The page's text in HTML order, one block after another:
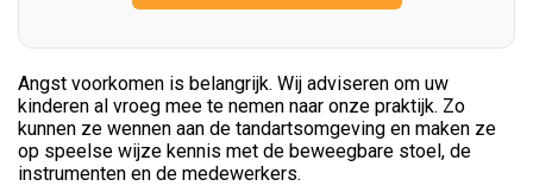
Angst voorkomen is belangrijk. Wij adviseren om uw
kinderen al vroeg mee te nemen naar onze praktijk. Zo
kunnen ze wennen aan de tandartsomgeving en maken ze
op speelse wijze kennis met de beweegbare stoel, de
instrumenten en de medewerkers.